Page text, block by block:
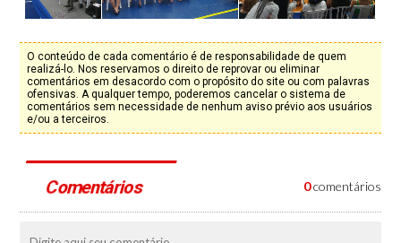
O conteúdo de cada comentário é de responsabilidade de quem
realizá-lo. Nos reservamos o direito de reprovar ou eliminar
comentários em desacordo com o propósito do site ou com palavras
ofensivas. A qualquer tempo, poderemos cancelar o sistema de
comentários sem necessidade de nenhum aviso prévio aos usuários
e/ou a terceiros.
Comentários 0comentários